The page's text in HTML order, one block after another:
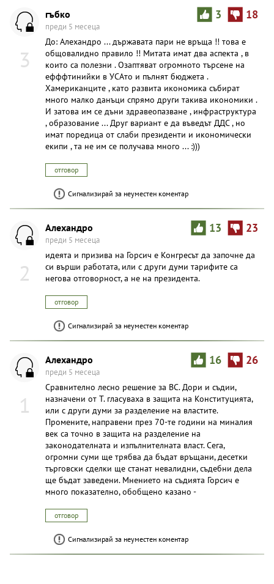
3
3 18
гъбко
преди 5 месеца
До: Алехандро ... държавата пари не връща !! това е
общовалидно правило !! Митата имат два аспекта , в
които са полезни . Озаптяват огромното търсене на
ефффтинийки в УСАто и пълнят бюджета .
Хамериканците , като развита икономика събират
много малко данъци спрямо други такива икономики .
И затова им се дъни здравеопазване , инфраструктура
, образование ... Друг вариант е да въведът ДДС , но
имат поредица от слаби президенти и икономически
екипи , та не им се получава много ... :)))
отговор
Сигнализирай за неуместен коментар
2
13 23
Алехандро
преди 5 месеца
идеята и призива на Горсич е Конгресът да започне да
си върши работата, или с други думи тарифите са
негова отговорност, а не на президента.
отговор
Сигнализирай за неуместен коментар
1
16 26
Алехандро
преди 5 месеца
Сравнително лесно решение за ВС. Дори и съдии,
назначени от Т. гласуваха в защита на Конституцията,
или с други думи за разделение на властите.
Промените, направени през 70-те години на миналия
век са точно в защита на разделение на
законодателната и изпълнителната власт. Сега,
огромни суми ще трябва да бъдат връщани, десетки
търговски сделки ще станат невалидни, съдебни дела
ще бъдат заведени. Мнението на съдията Горсич е
много показателно, обобщено казано -
отговор
Сигнализирай за неуместен коментар